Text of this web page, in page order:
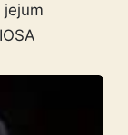
jejum